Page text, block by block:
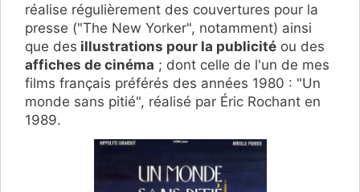
réalise régulièrement des couvertures pour la
presse ("The New Yorker", notamment) ainsi
que des illustrations pour la publicité ou des
affiches de cinéma ; dont celle de l'un de mes
films français préférés des années 1980 : "Un
monde sans pitié", réalisé par Éric Rochant en
1989.